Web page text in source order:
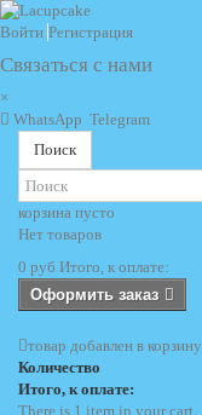
Войти Регистрация
Связаться с нами
×
WhatsApp Telegram
Поиск
корзина пусто
Нет товаров
0 руб Итого, к оплате:
Оформить заказ
товар добавлен в корзину
Количество
Итого, к оплате:
There is 1 item in your cart.